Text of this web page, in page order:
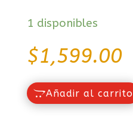
1 disponibles
$1,599.00
Añadir al carrito